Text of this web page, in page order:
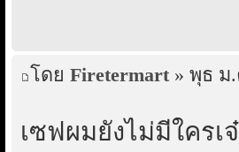
โดย Firetermart » พุธ ม.
เซฟผมยังไม่มีใครเ